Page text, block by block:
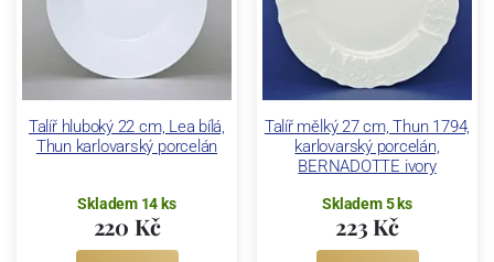
Talíř hluboký 22 cm, Lea bílá,
Thun karlovarský porcelán
Skladem 14 ks
220 Kč
Talíř mělký 27 cm, Thun 1794,
karlovarský porcelán,
BERNADOTTE ivory
Skladem 5 ks
223 Kč